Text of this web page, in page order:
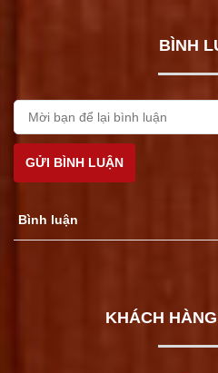
BÌNH
GỬI BÌNH LUẬN
Bình luận
KHÁCH